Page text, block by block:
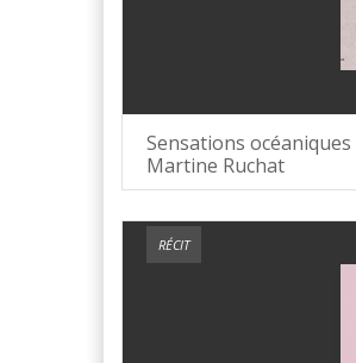
Sensations océaniques
Martine Ruchat
RÉCIT